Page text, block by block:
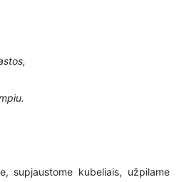
supjaustome kubeliais, užpilame